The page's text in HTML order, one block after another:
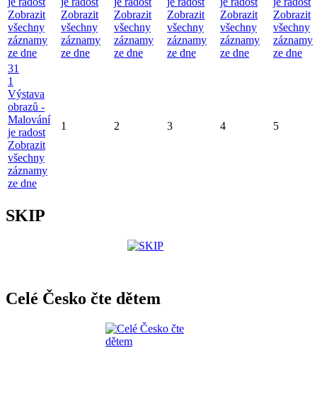
Zobrazit
všechny
záznamy
ze dne
Zobrazit
všechny
záznamy
ze dne
Zobrazit
všechny
záznamy
ze dne
Zobrazit
všechny
záznamy
ze dne
Zobrazit
všechny
záznamy
ze dne
Zobrazit
všechny
záznamy
ze dne
31
1
Výstava
obrazů -
Malování
je radost
Zobrazit
všechny
záznamy
ze dne
1 2 3 4 5
SKIP
Celé Česko čte dětem